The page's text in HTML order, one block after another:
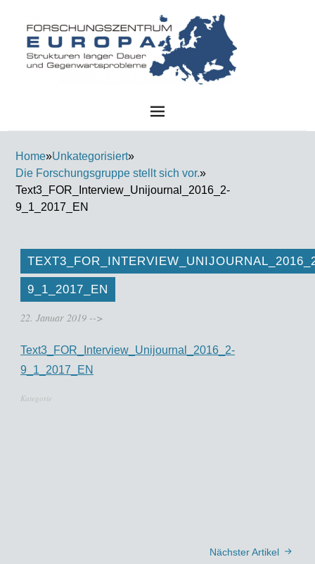
Home»Unkategorisiert»
Die Forschungsgruppe stellt sich vor.»
Text3_FOR_Interview_Unijournal_2016_2-
9_1_2017_EN
9_1_2017_EN
22. Januar 2019 -->
Text3_FOR_Interview_Unijournal_2016_2-
9_1_2017_EN
Kategorie
Nächster Artikel